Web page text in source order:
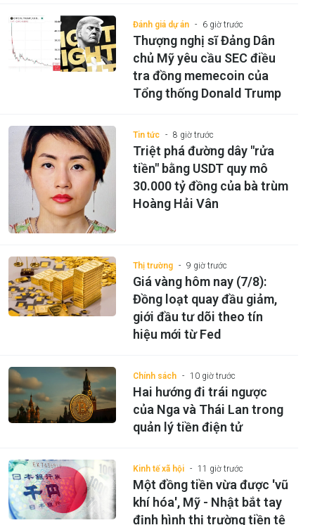
Đánh giá dự án 6 giờ trước
Thượng nghị sĩ Đảng Dân
chủ Mỹ yêu cầu SEC điều
tra đồng memecoin của
Tổng thống Donald Trump
Tin tức 8 giờ trước
Triệt phá đường dây "rửa
tiền" bằng USDT quy mô
30.000 tỷ đồng của bà trùm
Hoàng Hải Vân
Thị trường 9 giờ trước
Giá vàng hôm nay (7/8):
Đồng loạt quay đầu giảm,
giới đầu tư dõi theo tín
hiệu mới từ Fed
Chính sách 10 giờ trước
Hai hướng đi trái ngược
của Nga và Thái Lan trong
quản lý tiền điện tử
Kinh tế xã hội 11 giờ trước
Một đồng tiền vừa được 'vũ
khí hóa', Mỹ - Nhật bắt tay
định hình thị trường tiền tệ